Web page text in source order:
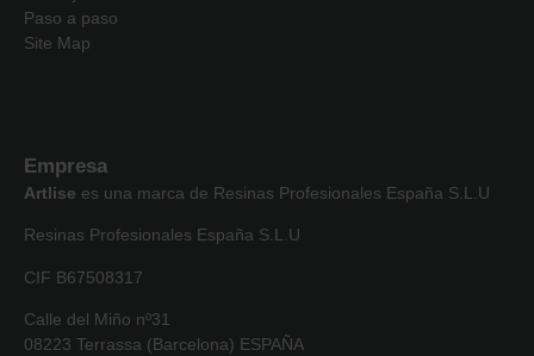
Paso a paso
Site Map
Empresa
Artlise es una marca de Resinas Profesionales España S.L.U
Resinas Profesionales España S.L.U
CIF B67508317
Calle del Miño nº31
08223 Terrassa (Barcelona) ESPAÑA